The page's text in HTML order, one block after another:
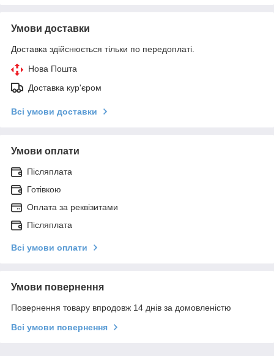
Умови доставки
Доставка здійснюється тільки по передоплаті.
Нова Пошта
Доставка кур'єром
Всі умови доставки
Умови оплати
Післяплата
Готівкою
Оплата за реквізитами
Післяплата
Всі умови оплати
Умови повернення
Повернення товару впродовж 14 днів за домовленістю
Всі умови повернення